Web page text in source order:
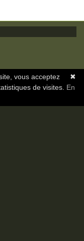
✖
vous acceptez
de visites. En